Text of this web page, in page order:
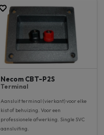
Necom CBT-P2S
Terminal
Aansluit terminal (vierkant) voor elke
kist of behuizing. Voor een
professionele afwerking. Single SVC
aansluiting.